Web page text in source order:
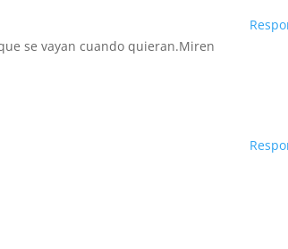
se vayan cuando quieran.Miren